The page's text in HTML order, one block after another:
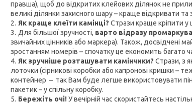
правша), щоб до відкритих клейових ділянок не
великі ділянки захисного шару – краще відкривати
Як краще клеїти камінці? Стрази краще кріпити у
Для більшої зручності, варто відразу
звичайних цінників або маркера). Також, досвідчені
зростанням номерів – спочатку це економить багато
Як зручніше розташувати камінчики? Стрази, з
лоточки (сірникові коробки або капронові кришки –
контейнер – так Вам буде легше використовувати
пакетик – у спільну коробку.
Бережіть очі! У вечірній час скористайтесь